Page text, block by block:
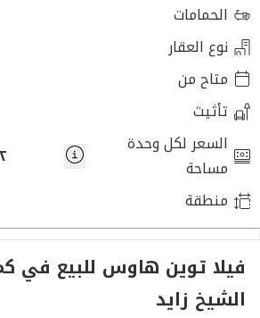
الحمامات
نوع العقار
متاح من
تأثيث
السعر لكل وحدة
مساحة
منطقة
فيلا توين هاوس للبيع في
الشيخ زايد